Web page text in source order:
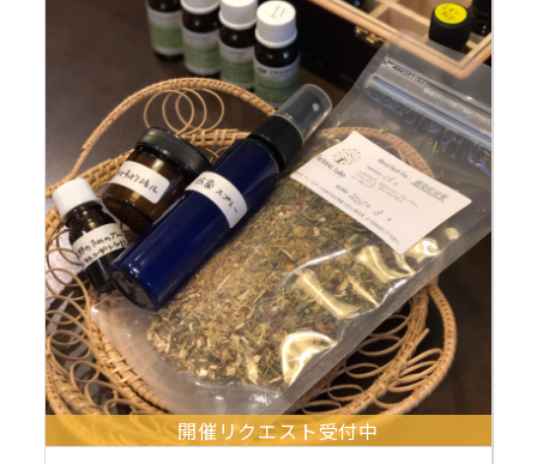
開催リクエスト受付中